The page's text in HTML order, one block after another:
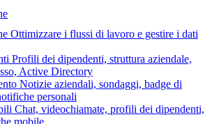
Ottimizzare i flussi di lavoro e gestire i dati
Profili dei dipendenti, struttura aziendale,
Active Directory
Notizie aziendali, sondaggi, badge di
personali
Chat, videochiamate, profili dei dipendenti,
mobile